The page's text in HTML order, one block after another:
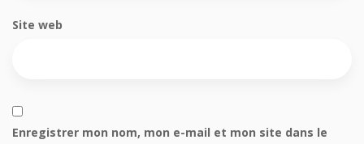
Site web
Enregistrer mon nom, mon e-mail et mon site dans le